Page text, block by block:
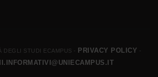
DEGLI STUDI ECAMPUS - PRIVACY POLICY -